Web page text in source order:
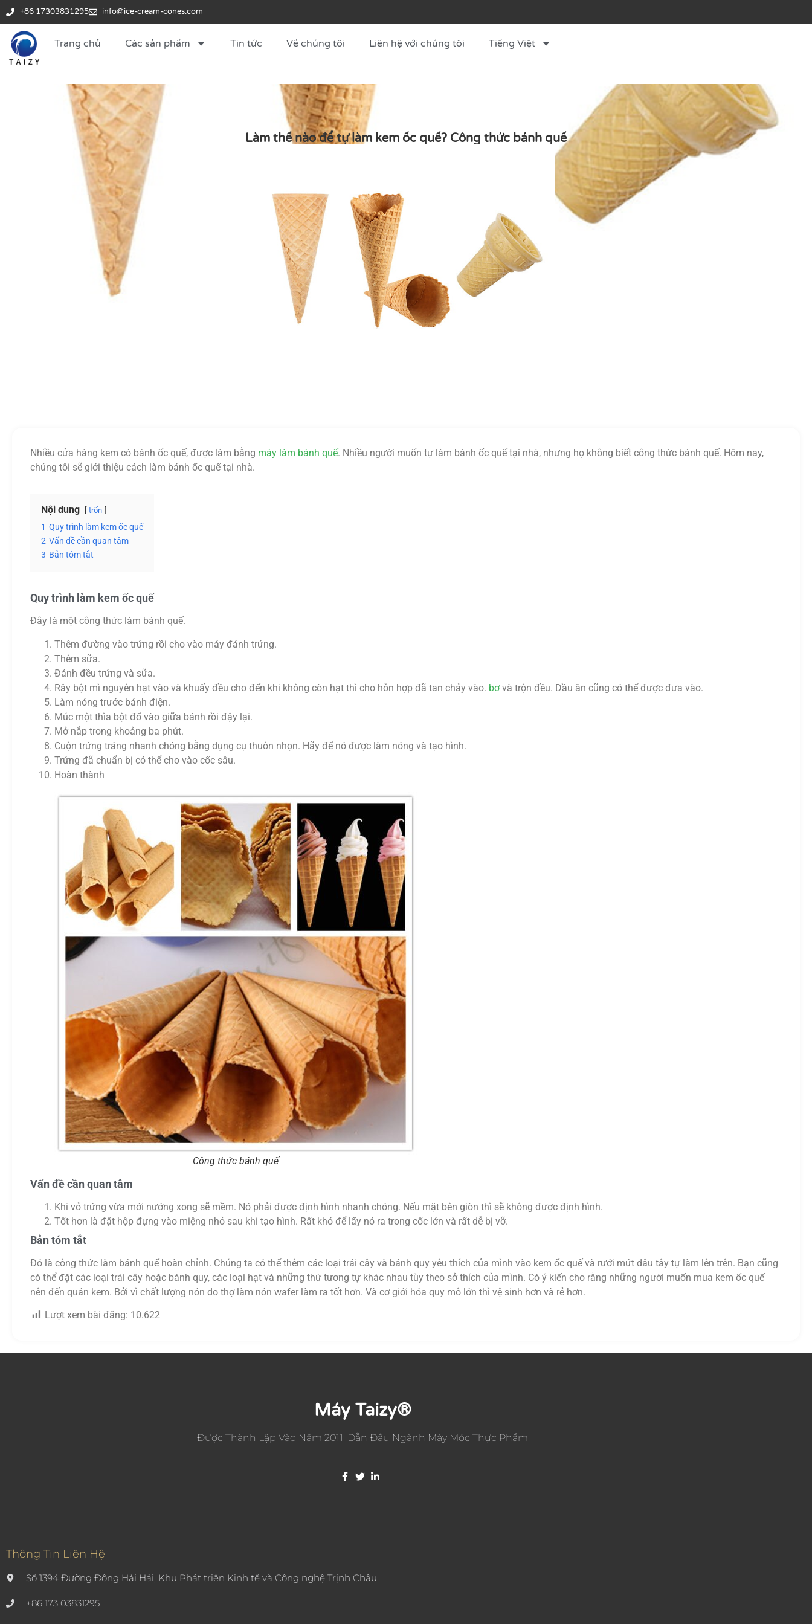
+86 17303831295 info@ice-cream-cones.com
Trang chủ Các sản phẩm Tin tức Về chúng tôi Liên hệ với chúng tôi Tiếng Việt
Làm thế nào để tự làm kem ốc quế? Công thức bánh quế
Nhiều cửa hàng kem có bánh ốc quế, được làm bằng máy làm bánh quế. Nhiều người muốn tự làm bánh ốc quế tại nhà, nhưng họ không biết công thức bánh quế. Hôm nay,
chúng tôi sẽ giới thiệu cách làm bánh ốc quế tại nhà.
Nội dung trốn
1 Quy trình làm kem ốc quế
2 Vấn đề cần quan tâm
3 Bản tóm tắt
Quy trình làm kem ốc quế
Đây là một công thức làm bánh quế.
Thêm đường vào trứng rồi cho vào máy đánh trứng.
Thêm sữa.
Đánh đều trứng và sữa.
Rây bột mì nguyên hạt vào và khuấy đều cho đến khi không còn hạt thì cho hỗn hợp đã tan chảy vào. bơvà trộn đều. Dầu ăn cũng có thể được đưa vào.
Làm nóng trước bánh điện.
Múc một thìa bột đổ vào giữa bánh rồi đậy lại.
Mở nắp trong khoảng ba phút.
Cuộn trứng tráng nhanh chóng bằng dụng cụ thuôn nhọn. Hãy để nó được làm nóng và tạo hình.
Trứng đã chuẩn bị có thể cho vào cốc sâu.
Hoàn thành
Công thức bánh quế
Vấn đề cần quan tâm
Khi vỏ trứng vừa mới nướng xong sẽ mềm. Nó phải được định hình nhanh chóng. Nếu mặt bên giòn thì sẽ không được định hình.
Tốt hơn là đặt hộp đựng vào miệng nhỏ sau khi tạo hình. Rất khó để lấy nó ra trong cốc lớn và rất dễ bị vỡ.
Bản tóm tắt
Đó là công thức làm bánh quế hoàn chỉnh. Chúng ta có thể thêm các loại trái cây và bánh quy yêu thích của mình vào kem ốc quế và rưới mứt dâu tây tự làm lên trên. Bạn cũng
có thể đặt các loại trái cây hoặc bánh quy, các loại hạt và những thứ tương tự khác nhau tùy theo sở thích của mình. Có ý kiến ​​cho rằng những người muốn mua kem ốc quế
nên đến quán kem. Bởi vì chất lượng nón do thợ làm nón wafer làm ra tốt hơn. Và cơ giới hóa quy mô lớn thì vệ sinh hơn và rẻ hơn.
Lượt xem bài đăng: 10.622
Máy Taizy®
Được Thành Lập Vào Năm 2011. Dẫn Đầu Ngành Máy Móc Thực Phẩm
Thông Tin Liên Hệ
Số 1394 Đường Đông Hải Hải, Khu Phát triển Kinh tế và Công nghệ Trịnh Châu
+86 173 03831295